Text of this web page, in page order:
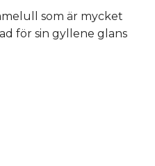
som är mycket
för sin gyllene glans